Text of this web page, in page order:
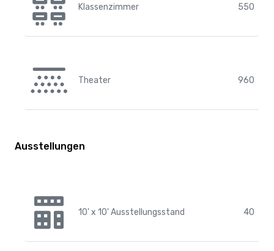
Klassenzimmer 550
Theater 960
Ausstellungen
10' x 10' Ausstellungsstand 40